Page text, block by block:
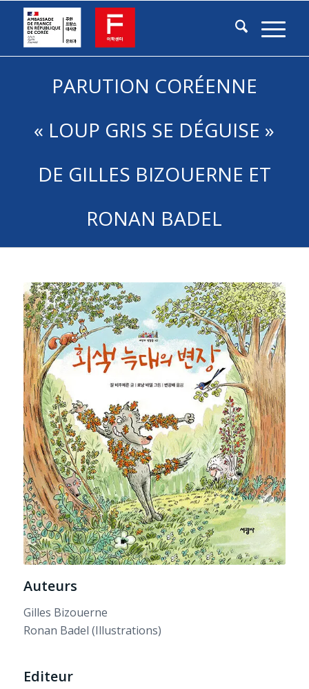
PARUTION CORÉENNE
« LOUP GRIS SE DÉGUISE »
DE GILLES BIZOUERNE ET
RONAN BADEL
Auteurs
Gilles Bizouerne
Ronan Badel (Illustrations)
Editeur